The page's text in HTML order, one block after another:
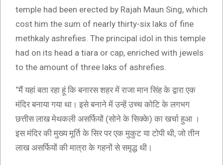
temple had been erected by Rajah Maun Sing, which
cost him the sum of nearly thirty-six laks of fine
methkaly ashrefies. The principal idol in this temple
had on its head a tiara or cap, enriched with jewels
to the amount of three laks of ashrefies.
“मैं यहां बता रहा हूं कि बनारस शहर में राजा मान सिंह के द्वारा एक
मंदिर बनाया गया था। इसे बनाने में उन्हें उच्च कोटि के लगभग
छत्तीस लाख मेथकली असर्फियों (सोने के सिक्के) का खर्चा हुआ ।
इस मंदिर की मुख्य मूर्ति के सिर पर एक मुकुट या टोपी थी, जो तीन
लाख असर्फियों की मात्रा के गहनों से समृद्ध थी।